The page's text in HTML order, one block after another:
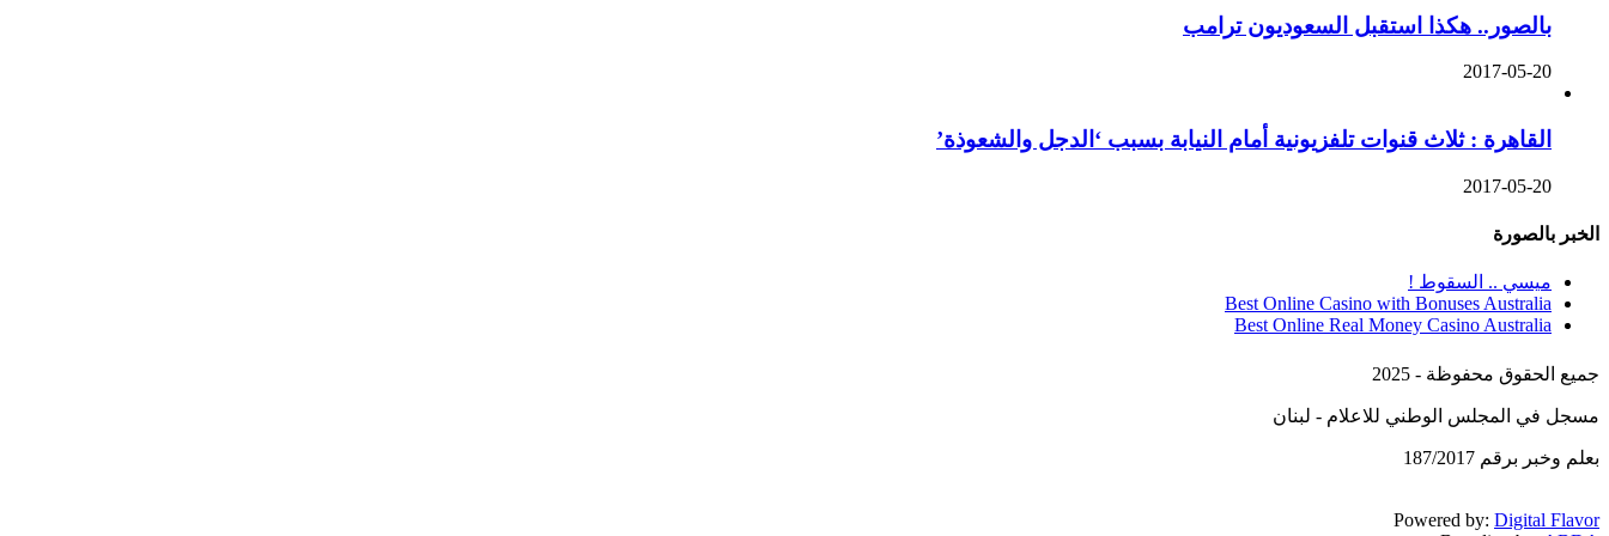
بالصور.. هكذا استقبل السعوديون ترامب
2017-05-20
القاهرة : ثلاث قنوات تلفزيونية أمام النيابة بسبب ‘الدجل والشعوذة’
2017-05-20
الخبر بالصورة
ميسي .. السقوط !
Best Online Casino with Bonuses Australia
Best Online Real Money Casino Australia
جميع الحقوق محفوظة - 2025
مسجل في المجلس الوطني للاعلام - لبنان
بعلم وخبر برقم 187/2017
Powered by: Digital Flavor